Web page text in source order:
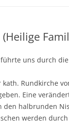
uns durch
Rundkirche
Eine
den halbrunden
werden